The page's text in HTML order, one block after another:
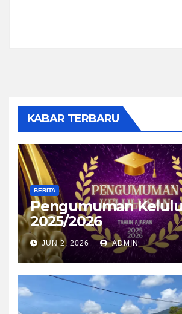
KABAR TERBARU
BERITA
Pengumuman
2025/2026
JUN 2, 2026 ADMIN